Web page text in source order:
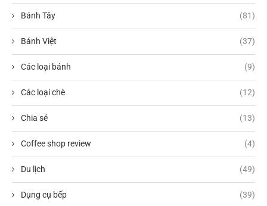
Bánh Tây (81)
Bánh Việt (37)
Các loại bánh (9)
Các loại chè (12)
Chia sẻ (13)
Coffee shop review (4)
Du lịch (49)
Dụng cụ bếp (39)